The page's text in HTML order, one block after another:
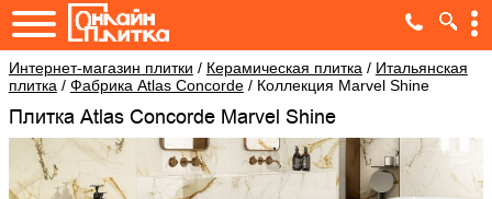
Интернет-магазин плитки / Керамическая плитка / Итальянская
плитка / Фабрика Atlas Concorde/ Коллекция Marvel Shine
Плитка Atlas Concorde Marvel Shine